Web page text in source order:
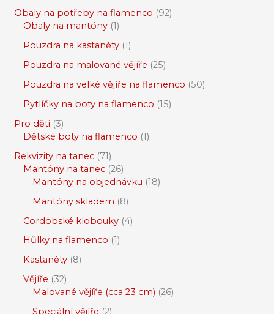
Obaly na potřeby na flamenco 92
Obaly na mantóny 1
Pouzdra na kastaněty 1
Pouzdra na malované vějíře 25
Pouzdra na velké vějíře na flamenco 50
Pytlíčky na boty na flamenco 15
Pro děti 3
Dětské boty na flamenco 1
Rekvizity na tanec 71
Mantóny na tanec 26
Mantóny na objednávku 18
Mantóny skladem 8
Cordobské klobouky 4
Hůlky na flamenco 1
Kastaněty 8
Vějíře 32
Malované vějíře (cca 23 cm) 26
Speciální vějíře 2